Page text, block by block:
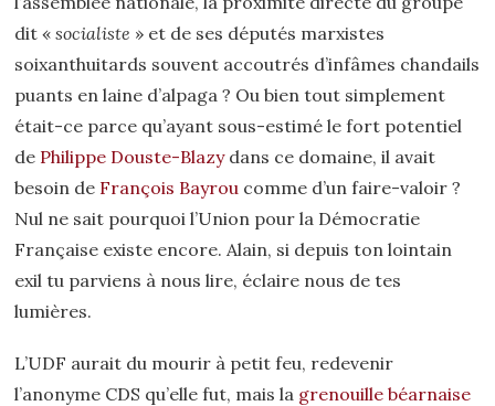
dit « socialiste » et de ses députés marxistes
soixanthuitards souvent accoutrés d’infâmes chandails
puants en laine d’alpaga ? Ou bien tout simplement
était-ce parce qu’ayant sous-estimé le fort potentiel
de Philippe Douste-Blazydans ce domaine, il avait
besoin de François Bayrou comme d’un faire-valoir ?
Nul ne sait pourquoi l’Union pour la Démocratie
Française existe encore. Alain, si depuis ton lointain
exil tu parviens à nous lire, éclaire nous de tes
lumières.
L’UDF aurait du mourir à petit feu, redevenir
l’anonyme CDS qu’elle fut, mais la grenouille béarnaise